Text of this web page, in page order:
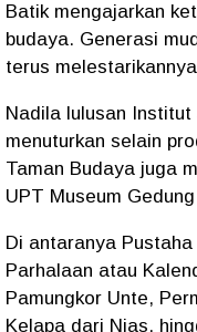
Batik mengajarkan
budaya. Generasi
terus
‎Nadila lulusan
menuturkan selain
Taman Budaya juga
UPT Museum
‎Di antaranya
Parhalaan atau
Pamungkor Unte,
Kelapa dari Nias,